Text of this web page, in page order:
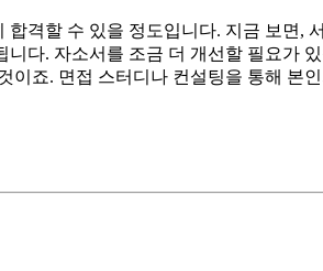
격할 수 있을 정도입니다. 지금 보면,
다. 자소서를 조금 더 개선할 필요가
죠. 면접 스터디나 컨설팅을 통해 본